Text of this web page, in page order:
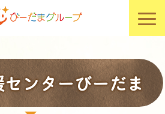
ンターびーだま